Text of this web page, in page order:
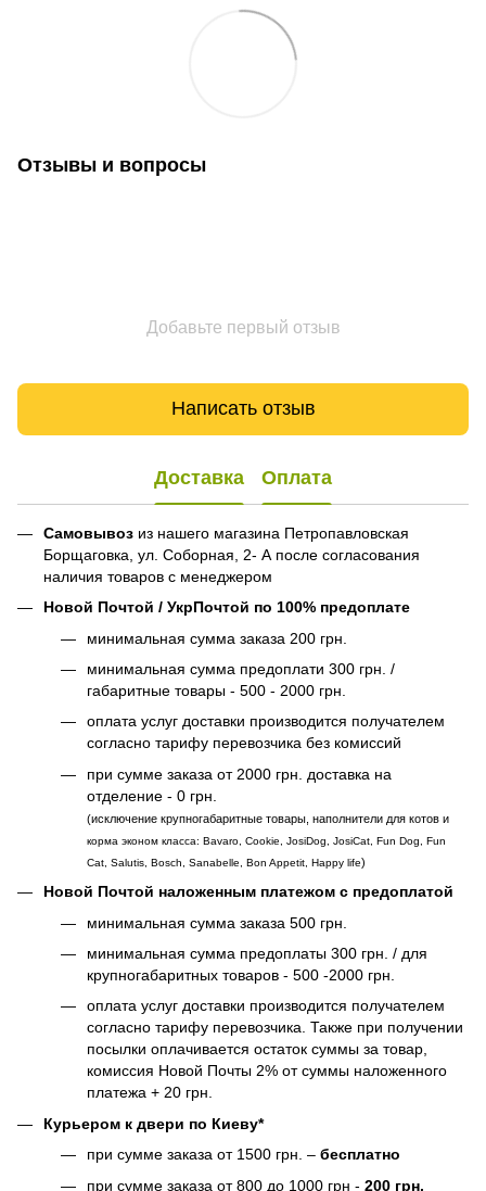
Отзывы и вопросы
Добавьте первый отзыв
Написать отзыв
Доставка Оплата
Самовывоз из нашего магазина Петропавловская
Борщаговка, ул. Соборная, 2- А после согласования
наличия товаров с менеджером
Новой Почтой / УкрПочтой по 100% предоплате
минимальная сумма заказа 200 грн.
минимальная сумма предоплати 300 грн. /
габаритные товары - 500 - 2000 грн.
оплата услуг доставки производится получателем
согласно тарифу перевозчика без комиссий
при сумме заказа от 2000 грн. доставка на
отделение - 0 грн.
(исключение крупногабаритные товары, наполнители для котов и
корма эконом класса: Bavaro, Cookie, JosiDog, JosiCat, Fun Dog, Fun
Cat, Salutis, Bosch, Sanabelle, Bon Appetit, Happy life)
Новой Почтой наложенным платежом с предоплатой
минимальная сумма заказа 500 грн.
минимальная сумма предоплаты 300 грн. / для
крупногабаритных товаров - 500 -2000 грн.
оплата услуг доставки производится получателем
согласно тарифу перевозчика. Также при получении
посылки оплачивается остаток суммы за товар,
комиссия Новой Почты 2% от суммы наложенного
платежа + 20 грн.
Курьером к двери по Киеву*
при сумме заказа от 1500 грн. – бесплатно
при сумме заказа от 800 до 1000 грн - 200 грн.